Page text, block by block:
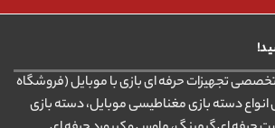
تخصصی تجهیزات حرفه ای بازی با موبایل (فروشگاه
دسته بازی مغناطیسی موبایل، دسته بازی